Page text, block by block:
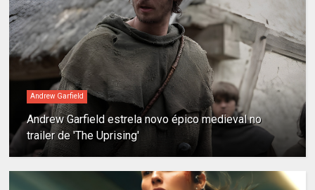
Andrew Garfield
Andrew Garfield estrela novo épico medieval no
trailer de 'The Uprising'